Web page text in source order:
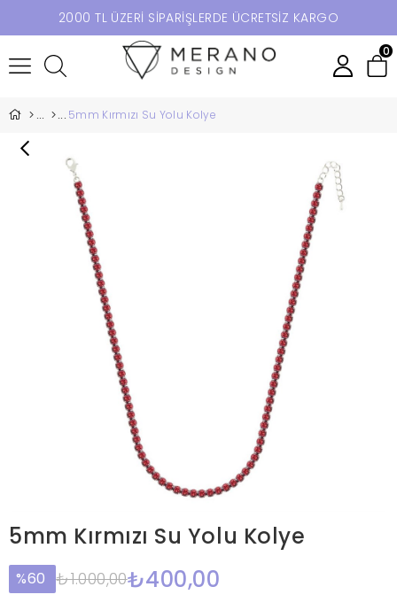
2000 TL ÜZERİ SİPARİŞLERDE ÜCRETSİZ KARGO
0
5mm Kırmızı Su Yolu Kolye
5mm Kırmızı Su Yolu Kolye
60 ₺1.000,00₺400,00